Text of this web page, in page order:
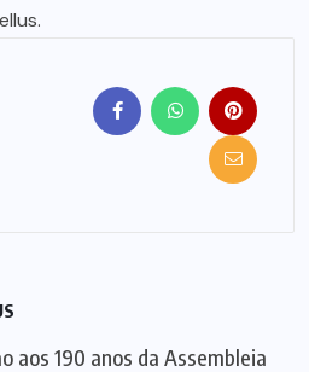
aos 190 anos da Assembleia